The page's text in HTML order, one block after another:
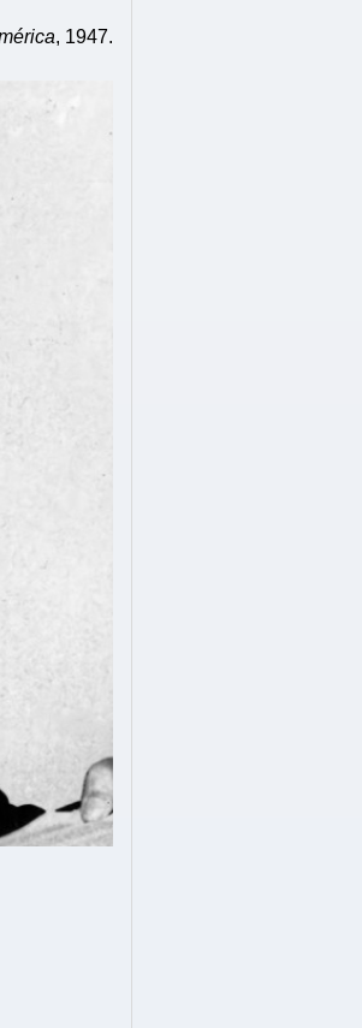
, 1947.